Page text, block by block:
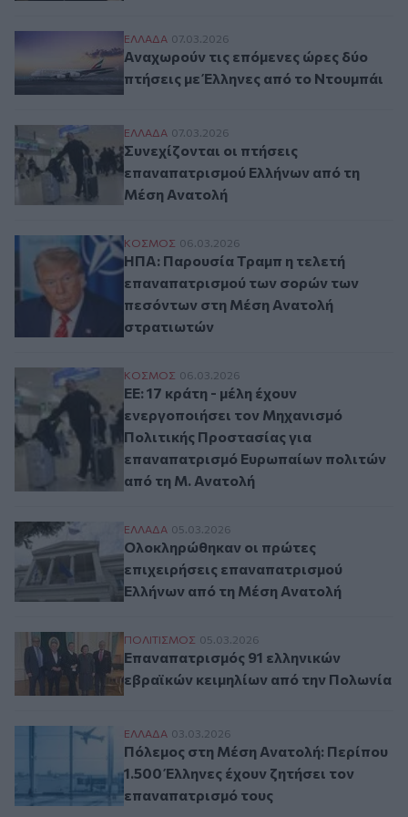
Αναχωρούν τις επόμενες ώρες δύο
ΕΛΛAΔΑ 07.03.2026
Αναχωρούν τις επόμενες ώρες δύο
πτήσεις με Έλληνες από το Ντουμπάι
Συνεχίζονται οι πτήσεις
ΕΛΛAΔΑ 07.03.2026
Συνεχίζονται οι πτήσεις
επαναπατρισμού Ελλήνων από τη
Μέση Ανατολή
ΗΠΑ: Παρουσία Τραμπ η τελετή
ΚΟΣΜΟΣ 06.03.2026
ΗΠΑ: Παρουσία Τραμπ η τελετή
επαναπατρισμού των σορών των
πεσόντων στη Μέση Ανατολή
στρατιωτών
ΕΕ: 17 κράτη - μέλη έχουν
ΚΟΣΜΟΣ 06.03.2026
ΕΕ: 17 κράτη - μέλη έχουν
ενεργοποιήσει τον Μηχανισμό
Πολιτικής Προστασίας για
επαναπατρισμό Ευρωπαίων πολιτών
από τη Μ. Ανατολή
Ολοκληρώθηκαν οι πρώτες
ΕΛΛAΔΑ 05.03.2026
Ολοκληρώθηκαν οι πρώτες
επιχειρήσεις επαναπατρισμού
Ελλήνων από τη Μέση Ανατολή
Επαναπατρισμός 91 ελληνικών εβραϊκών
ΠΟΛΙΤΙΣΜΟΣ 05.03.2026
Επαναπατρισμός 91 ελληνικών
εβραϊκών κειμηλίων από την Πολωνία
Πόλεμος στη Μέση Ανατολή: Περίπου
ΕΛΛAΔΑ 03.03.2026
Πόλεμος στη Μέση Ανατολή: Περίπου
1.500 Έλληνες έχουν ζητήσει τον
επαναπατρισμό τους